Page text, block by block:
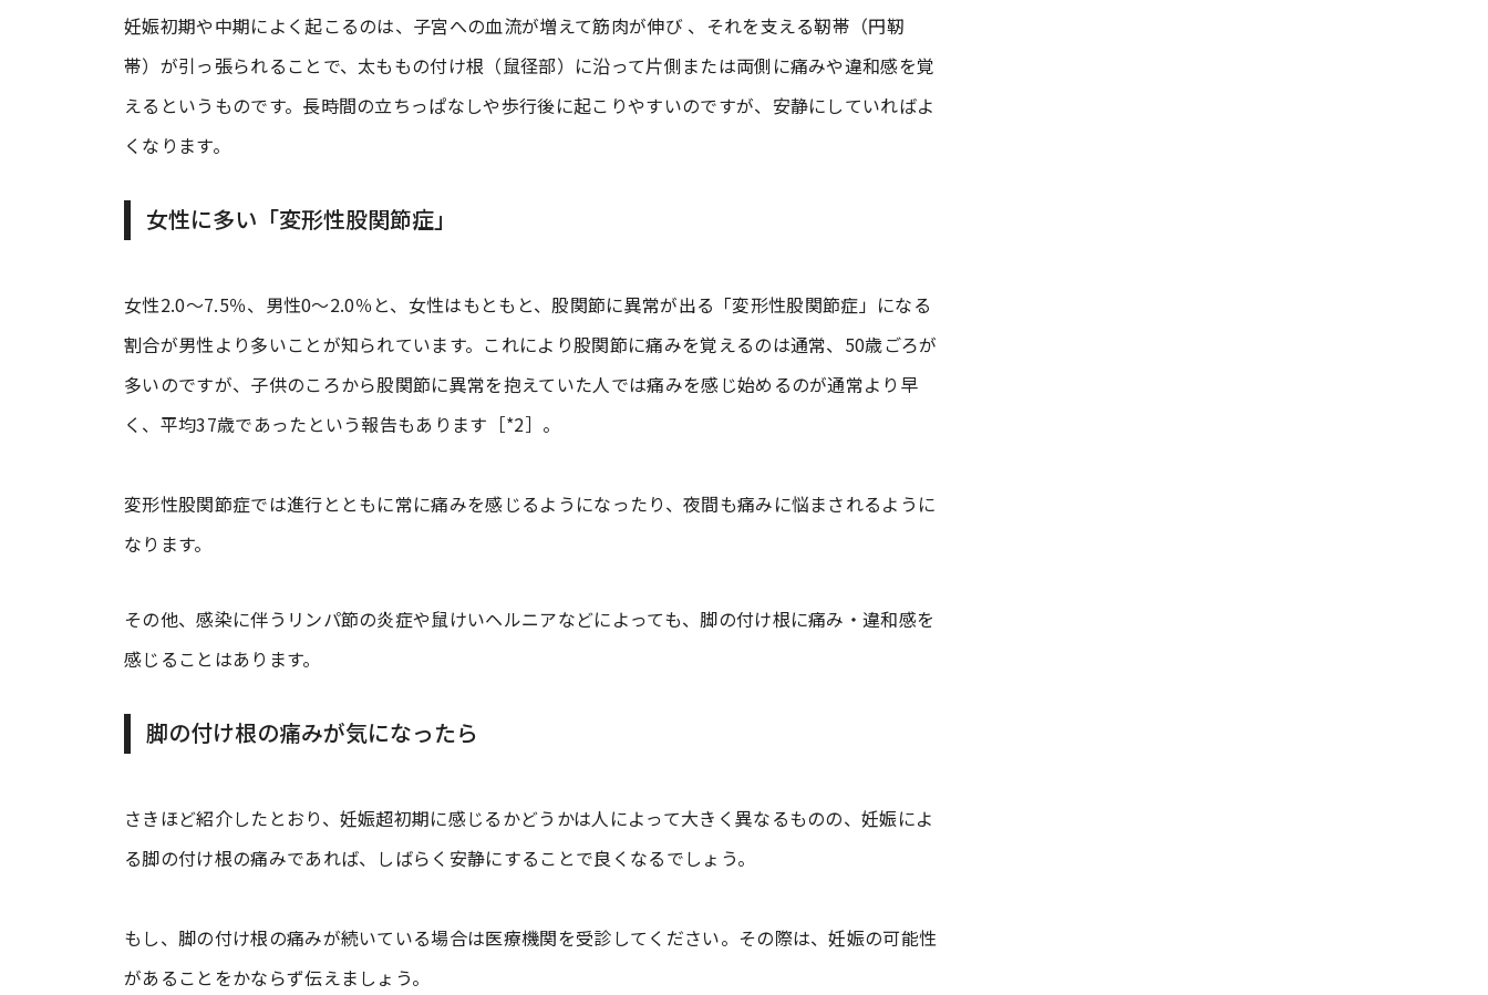
妊娠初期や中期によく起こるのは、子宮への血流が増えて筋肉が伸び 、それを支える靭帯（円靭
帯）が引っ張られることで、太ももの付け根（鼠径部）に沿って片側または両側に痛みや違和感を覚
えるというものです。長時間の立ちっぱなしや歩行後に起こりやすいのですが、安静にしていればよ
くなります。
女性に多い「変形性股関節症」
女性2.0～7.5％、男性0～2.0％と、女性はもともと、股関節に異常が出る「変形性股関節症」になる
割合が男性より多いことが知られています。これにより股関節に痛みを覚えるのは通常、50歳ごろが
多いのですが、子供のころから股関節に異常を抱えていた人では痛みを感じ始めるのが通常より早
く、平均37歳であったという報告もあります［*2］。
変形性股関節症では進行とともに常に痛みを感じるようになったり、夜間も痛みに悩まされるように
なります。
その他、感染に伴うリンパ節の炎症や鼠けいヘルニアなどによっても、脚の付け根に痛み・違和感を
感じることはあります。
脚の付け根の痛みが気になったら
さきほど紹介したとおり、妊娠超初期に感じるかどうかは人によって大きく異なるものの、妊娠によ
る脚の付け根の痛みであれば、しばらく安静にすることで良くなるでしょう。
もし、脚の付け根の痛みが続いている場合は医療機関を受診してください。その際は、妊娠の可能性
があることをかならず伝えましょう。